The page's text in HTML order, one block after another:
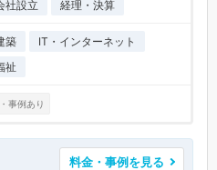
社設立 経理・決算
築
IT・インターネット
祉
事例あり
料金・事例を見る